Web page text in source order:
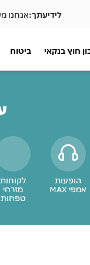
לידיעתך:אנחנו
חוץ בנקאי ביטוח
הופעות
אמפי MAX
לקוחות
מזרחי
טפחות